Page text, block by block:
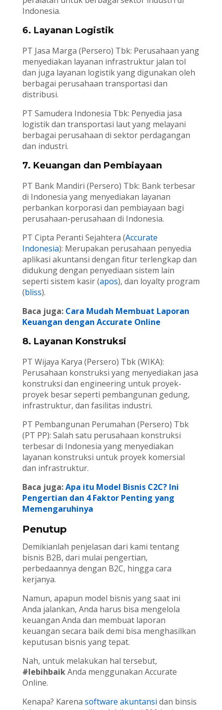
Indonesia.
6. Layanan Logistik
PT Jasa Marga (Persero) Tbk: Perusahaan yang
menyediakan layanan infrastruktur jalan tol
dan juga layanan logistik yang digunakan oleh
berbagai perusahaan transportasi dan
distribusi.
PT Samudera Indonesia Tbk: Penyedia jasa
logistik dan transportasi laut yang melayani
berbagai perusahaan di sektor perdagangan
dan industri.
7. Keuangan dan Pembiayaan
PT Bank Mandiri (Persero) Tbk: Bank terbesar
di Indonesia yang menyediakan layanan
perbankan korporasi dan pembiayaan bagi
perusahaan-perusahaan di Indonesia.
PT Cipta Peranti Sejahtera (Accurate
Indonesia): Merupakan perusahaan penyedia
aplikasi akuntansi dengan fitur terlengkap dan
didukung dengan penyediaan sistem lain
seperti sistem kasir (apos), dan loyalty program
(bliss).
Baca juga: Cara Mudah Membuat Laporan
Keuangan dengan Accurate Online
8. Layanan Konstruksi
PT Wijaya Karya (Persero) Tbk (WIKA):
Perusahaan konstruksi yang menyediakan jasa
konstruksi dan engineering untuk proyek-
proyek besar seperti pembangunan gedung,
infrastruktur, dan fasilitas industri.
PT Pembangunan Perumahan (Persero) Tbk
(PT PP): Salah satu perusahaan konstruksi
terbesar di Indonesia yang menyediakan
layanan konstruksi untuk proyek komersial
dan infrastruktur.
Baca juga:Apa itu Model Bisnis C2C? Ini
Pengertian dan 4 Faktor Penting yang
Memengaruhinya
Penutup
Demikianlah penjelasan dari kami tentang
bisnis B2B, dari mulai pengertian,
perbedaannya dengan B2C, hingga cara
kerjanya.
Namun, apapun model bisnis yang saat ini
Anda jalankan, Anda harus bisa mengelola
keuangan Anda dan membuat laporan
keuangan secara baik demi bisa menghasilkan
keputusan bisnis yang tepat.
Nah, untuk melakukan hal tersebut,
#lebihbaikAnda menggunakan Accurate
Online.
Kenapa? Karena software akuntansi dan binsis